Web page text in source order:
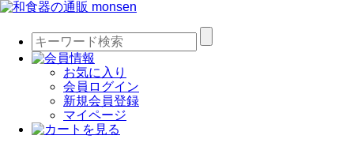
お気に入り
会員ログイン
新規会員登録
マイページ